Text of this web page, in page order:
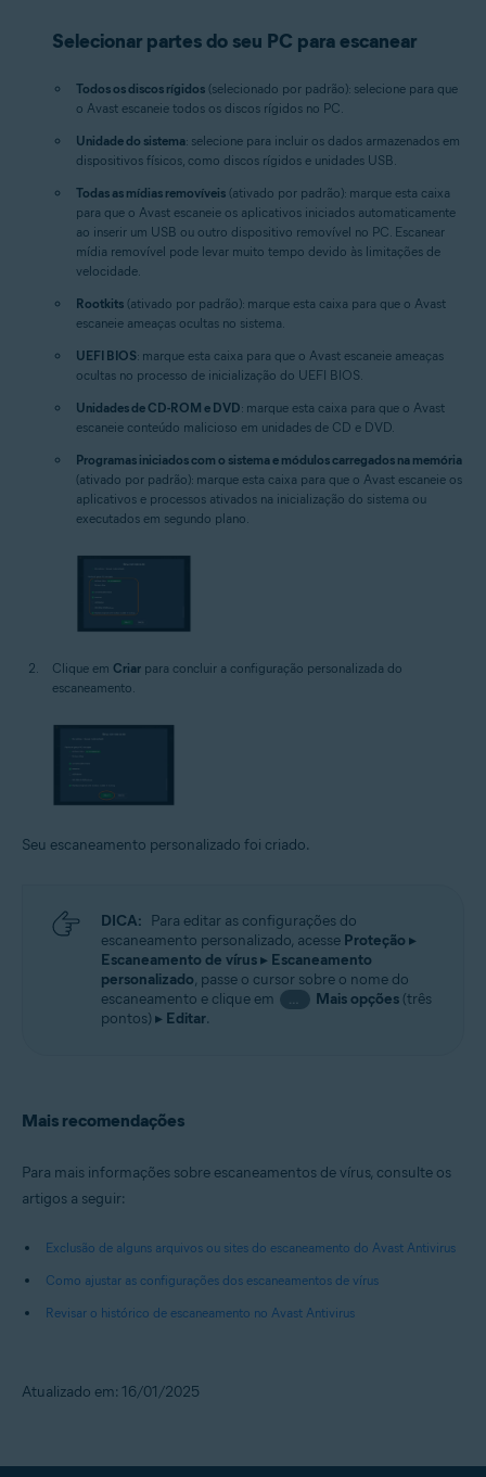
Selecionar partes do seu PC para escanear
Todos os discos rígidos (selecionado por padrão): selecione para que
o Avast escaneie todos os discos rígidos no PC.
Unidade do sistema: selecione para incluir os dados armazenados em
dispositivos físicos, como discos rígidos e unidades USB.
Todas as mídias removíveis (ativado por padrão): marque esta caixa
para que o Avast escaneie os aplicativos iniciados automaticamente
ao inserir um USB ou outro dispositivo removível no PC. Escanear
mídia removível pode levar muito tempo devido às limitações de
velocidade.
Rootkits (ativado por padrão): marque esta caixa para que o Avast
escaneie ameaças ocultas no sistema.
UEFI BIOS: marque esta caixa para que o Avast escaneie ameaças
ocultas no processo de inicialização do UEFI BIOS.
Unidades de CD-ROM e DVD: marque esta caixa para que o Avast
escaneie conteúdo malicioso em unidades de CD e DVD.
Programas iniciados com o sistema e módulos carregados na memória
(ativado por padrão): marque esta caixa para que o Avast escaneie os
aplicativos e processos ativados na inicialização do sistema ou
executados em segundo plano.
Clique em Criar para concluir a configuração personalizada do
escaneamento.
Seu escaneamento personalizado foi criado.
DICA: Para editar as configurações do
escaneamento personalizado, acesse Proteção ▸
Escaneamento de vírus▸ Escaneamento
personalizado, passe o cursor sobre o nome do
escaneamento e clique em
… Mais opções(três
pontos) ▸ Editar.
Mais recomendações
Para mais informações sobre escaneamentos de vírus, consulte os
artigos a seguir:
Exclusão de alguns arquivos ou sites do escaneamento do Avast Antivirus
Como ajustar as configurações dos escaneamentos de vírus
Revisar o histórico de escaneamento no Avast Antivirus
Atualizado em: 16/01/2025